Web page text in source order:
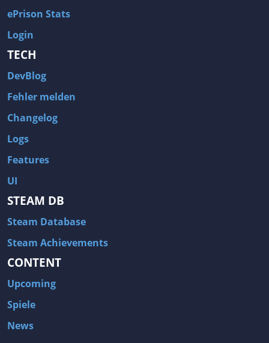
ePrison Stats
Login
TECH
DevBlog
Fehler melden
Changelog
Logs
Features
UI
STEAM DB
Steam Database
Steam Achievements
CONTENT
Upcoming
Spiele
News